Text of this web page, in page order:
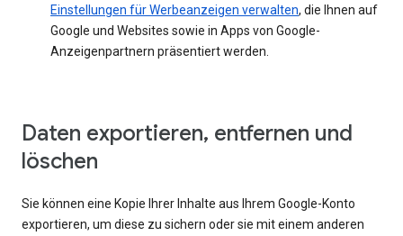
Einstellungen für Werbeanzeigen verwalten, die Ihnen auf
Google und Websites sowie in Apps von Google-
Anzeigenpartnern präsentiert werden.
Daten exportieren, entfernen und
löschen
Sie können eine Kopie Ihrer Inhalte aus Ihrem Google-Konto
exportieren, um diese zu sichern oder sie mit einem anderen